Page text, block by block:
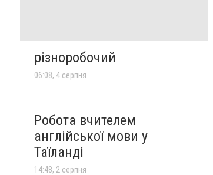
різноробочий
06:08, 4 серпня
Робота вчителем
англійської мови у
Таїланді
14:48, 2 серпня